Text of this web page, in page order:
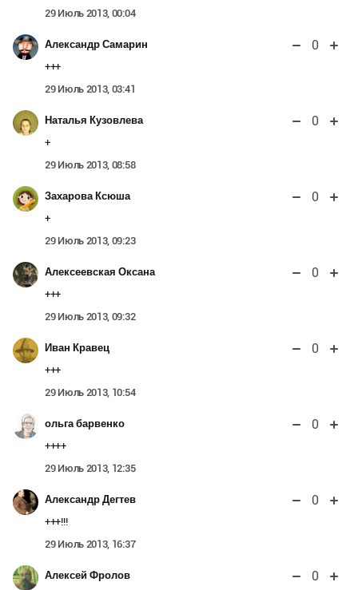
29 Июль 2013, 00:04
Александр Самарин 0
+++
29 Июль 2013, 03:41
Наталья Кузовлева 0
+
29 Июль 2013, 08:58
Захарова Ксюша 0
+
29 Июль 2013, 09:23
Алексеевская Оксана 0
+++
29 Июль 2013, 09:32
Иван Кравец 0
+++
29 Июль 2013, 10:54
ольга барвенко 0
++++
29 Июль 2013, 12:35
Александр Дегтев 0
+++!!!
29 Июль 2013, 16:37
Алексей Фролов 0